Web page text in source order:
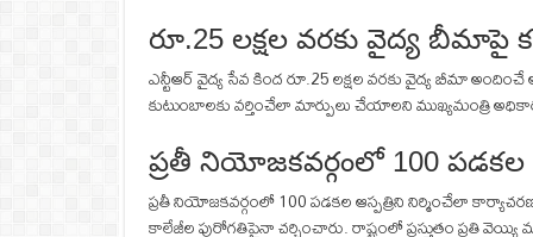
రూ.25 లక్షల వరకు వైద్య బీమాపై
ఎన్టీఆర్ వైద్య సేవ కింద రూ.25 లక్షల వరకు వైద్య బీమా
కుటుంబాలకు వర్తించేలా మార్పులు చేయాలని ముఖ్యమంత్రి
ప్రతీ నియోజకవర్గంలో 100 పడకల
ప్రతీ నియోజకవర్గంలో 100 పడకల ఆస్పత్రిని నిర్మించేలా
కాలేజీల పురోగతిపైనా చర్చించారు. రాష్ట్రంలో ప్రస్తుతం ప్రతి